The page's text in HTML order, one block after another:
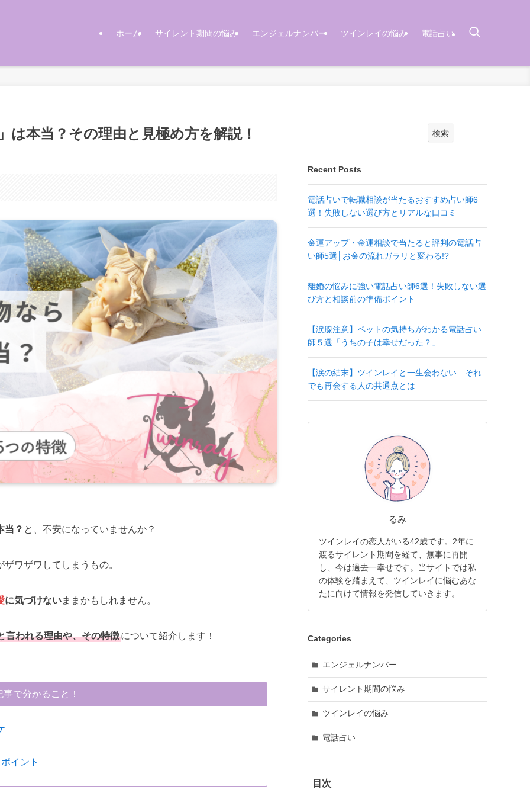
ホーム サイレント期間の悩み エンジェルナンバー ツインレイの悩み 電話占い
本当？その理由と見極め方を解説！
当？ と、不安になっていませんか？
ワザワしてしまうもの。
に気づけないままかもしれません。
言われる理由や、その特徴について紹介します！
事で分かること！
イント
検索
Recent Posts
電話占いで転職相談が当たるおすすめ占い師6
選！失敗しない選び方とリアルな口コミ
金運アップ・金運相談で当たると評判の電話占
い師5選│お金の流れガラリと変わる!?
離婚の悩みに強い電話占い師6選！失敗しない選
び方と相談前の準備ポイント
【涙腺注意】ペットの気持ちがわかる電話占い
師５選「うちの子は幸せだった？」
【涙の結末】ツインレイと一生会わない…それ
でも再会する人の共通点とは
るみ
ツインレイの恋人がいる42歳です。2年に
渡るサイレント期間を経て、無事に再開
し、今は過去一幸せです。当サイトでは私
の体験を踏まえて、ツインレイに悩むあな
たに向けて情報を発信していきます。
Categories
エンジェルナンバー
サイレント期間の悩み
ツインレイの悩み
電話占い
目次